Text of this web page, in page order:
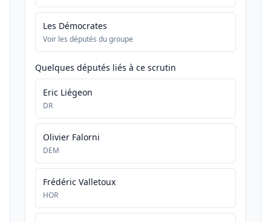
Les Démocrates
Voir les députés du groupe
Quelques députés liés à ce scrutin
Eric Liégeon
DR
Olivier Falorni
DEM
Frédéric Valletoux
HOR